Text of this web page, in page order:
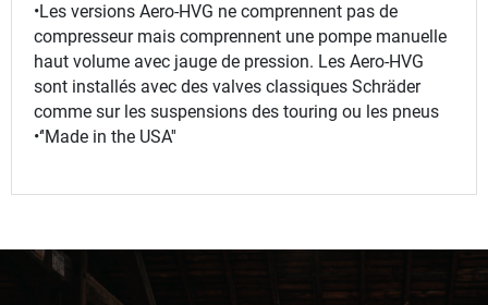
•Les versions Aero-HVG ne comprennent pas de
compresseur mais comprennent une pompe manuelle
haut volume avec jauge de pression. Les Aero-HVG
sont installés avec des valves classiques Schräder
comme sur les suspensions des touring ou les pneus
•‘'Made in the USA''